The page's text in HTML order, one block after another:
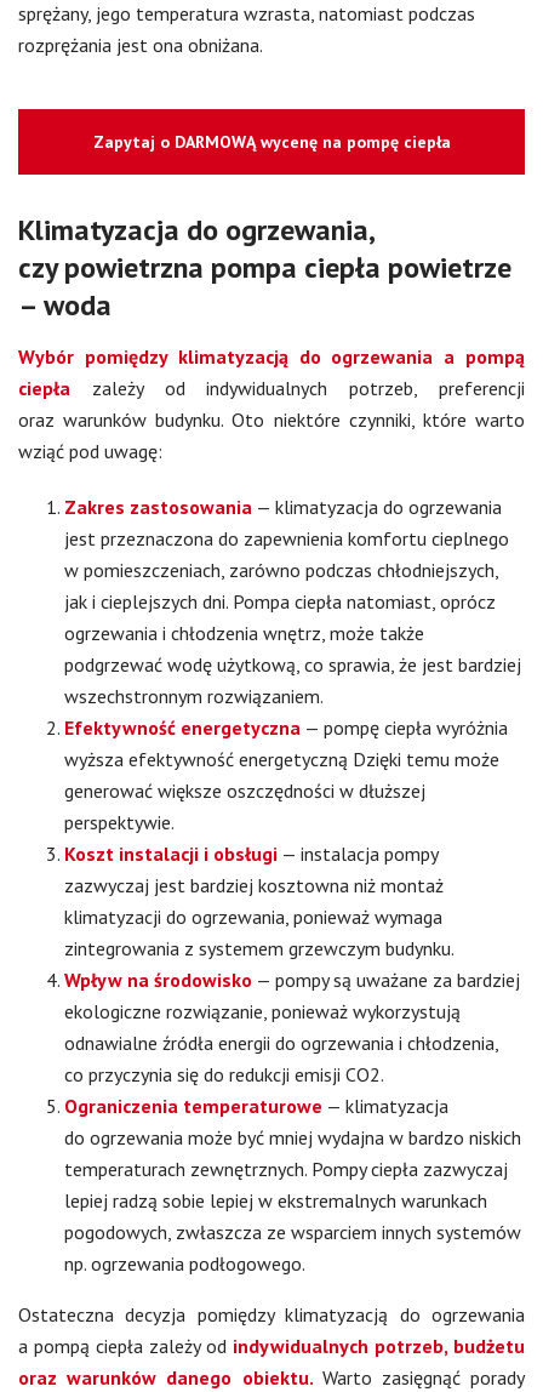
sprężany, jego temperatura wzrasta, natomiast podczas
rozprężania jest ona obniżana.
Zapytaj o DARMOWĄ wycenę na pompę ciepła
Klimatyzacja do ogrzewania,
czy powietrzna pompa ciepła powietrze
– woda
Wybór pomiędzy klimatyzacją do ogrzewania a pompą
ciepła zależy od indywidualnych potrzeb, preferencji
oraz warunków budynku. Oto niektóre czynniki, które warto
wziąć pod uwagę:
Zakres zastosowania— klimatyzacja do ogrzewania
jest przeznaczona do zapewnienia komfortu cieplnego
w pomieszczeniach, zarówno podczas chłodniejszych,
jak i cieplejszych dni. Pompa ciepła natomiast, oprócz
ogrzewania i chłodzenia wnętrz, może także
podgrzewać wodę użytkową, co sprawia, że jest bardziej
wszechstronnym rozwiązaniem.
Efektywność energetyczna— pompę ciepła wyróżnia
wyższa efektywność energetyczną Dzięki temu może
generować większe oszczędności w dłuższej
perspektywie.
Koszt instalacji i obsługi— instalacja pompy
zazwyczaj jest bardziej kosztowna niż montaż
klimatyzacji do ogrzewania, ponieważ wymaga
zintegrowania z systemem grzewczym budynku.
Wpływ na środowisko — pompy są uważane za bardziej
ekologiczne rozwiązanie, ponieważ wykorzystują
odnawialne źródła energii do ogrzewania i chłodzenia,
co przyczynia się do redukcji emisji CO2.
Ograniczenia temperaturowe — klimatyzacja
do ogrzewania może być mniej wydajna w bardzo niskich
temperaturach zewnętrznych. Pompy ciepła zazwyczaj
lepiej radzą sobie lepiej w ekstremalnych warunkach
pogodowych, zwłaszcza ze wsparciem innych systemów
np. ogrzewania podłogowego.
Ostateczna decyzja pomiędzy klimatyzacją do ogrzewania
a pompą ciepła zależy od indywidualnych potrzeb, budżetu
oraz warunków danego obiektu. Warto zasięgnąć porady